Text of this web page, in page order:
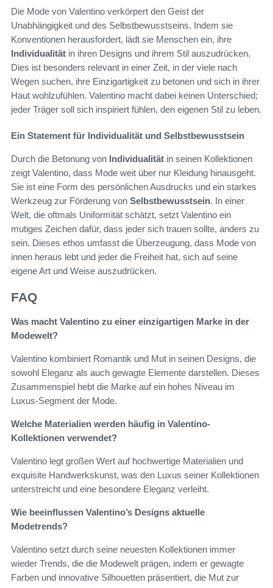
Die Mode von Valentino verkörpert den Geist der
Unabhängigkeit und des Selbstbewusstseins. Indem sie
Konventionen herausfordert, lädt sie Menschen ein, ihre
Individualität in ihren Designs und ihrem Stil auszudrücken.
Dies ist besonders relevant in einer Zeit, in der viele nach
Wegen suchen, ihre Einzigartigkeit zu betonen und sich in ihrer
Haut wohlzufühlen. Valentino macht dabei keinen Unterschied;
jeder Träger soll sich inspiriert fühlen, den eigenen Stil zu leben.
Ein Statement für Individualität und Selbstbewusstsein
Durch die Betonung von Individualität in seinen Kollektionen
zeigt Valentino, dass Mode weit über nur Kleidung hinausgeht.
Sie ist eine Form des persönlichen Ausdrucks und ein starkes
Werkzeug zur Förderung von Selbstbewusstsein. In einer
Welt, die oftmals Uniformität schätzt, setzt Valentino ein
mutiges Zeichen dafür, dass jeder sich trauen sollte, anders zu
sein. Dieses ethos umfasst die Überzeugung, dass Mode von
innen heraus lebt und jeder die Freiheit hat, sich auf seine
eigene Art und Weise auszudrücken.
FAQ
Was macht Valentino zu einer einzigartigen Marke in der
Modewelt?
Valentino kombiniert Romantik und Mut in seinen Designs, die
sowohl Eleganz als auch gewagte Elemente darstellen. Dieses
Zusammenspiel hebt die Marke auf ein hohes Niveau im
Luxus-Segment der Mode.
Welche Materialien werden häufig in Valentino-
Kollektionen verwendet?
Valentino legt großen Wert auf hochwertige Materialien und
exquisite Handwerkskunst, was den Luxus seiner Kollektionen
unterstreicht und eine besondere Eleganz verleiht.
Wie beeinflussen Valentino’s Designs aktuelle
Modetrends?
Valentino setzt durch seine neuesten Kollektionen immer
wieder Trends, die die Modewelt prägen, indem er gewagte
Farben und innovative Silhouetten präsentiert, die Mut zur